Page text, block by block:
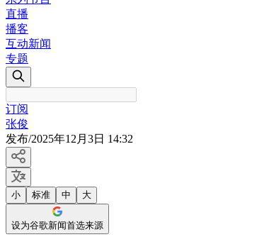
直播
播客
互动新闻
专题
订阅
张俊
发布/2025年12月3日 14:32
小 标准 中 大
设为谷歌新闻首选来源